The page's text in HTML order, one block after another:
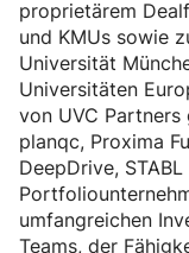
proprietärem
und KMUs sowie
Universität
Universitäten
von UVC Partners
planqc, Proxima
DeepDrive,
umfangreichen
Teams, der